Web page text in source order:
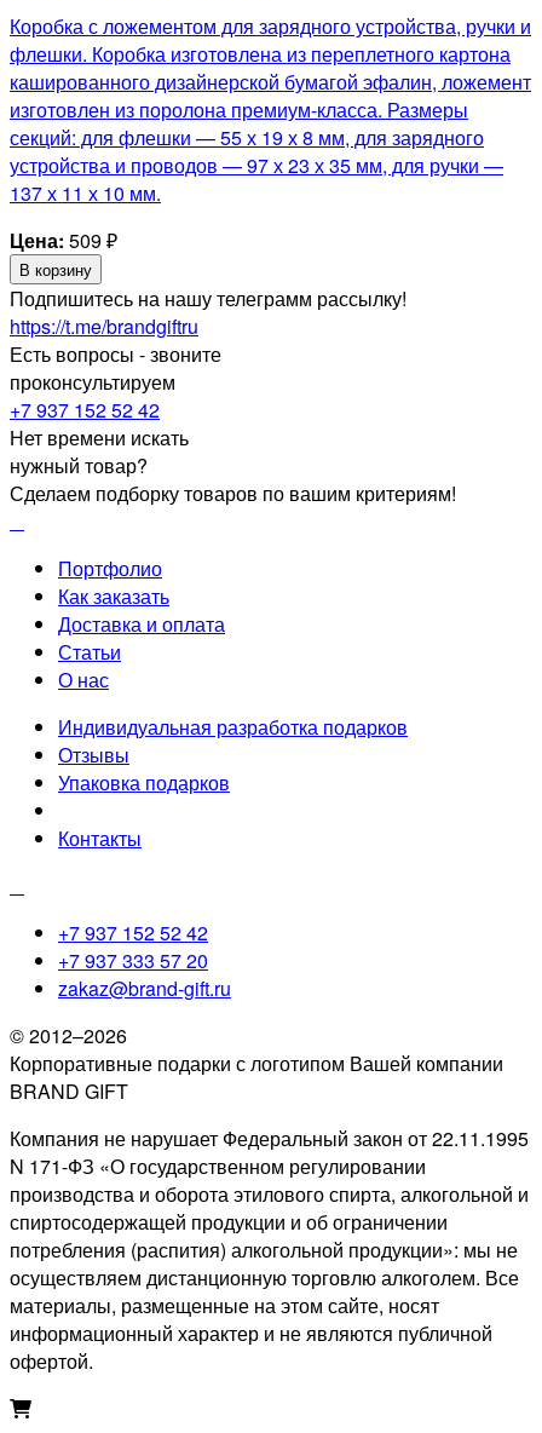
Коробка с ложементом для зарядного устройства, ручки и
флешки. Коробка изготовлена из переплетного картона
кашированного дизайнерской бумагой эфалин, ложемент
изготовлен из поролона премиум-класса. Размеры
секций: для флешки — 55 х 19 х 8 мм, для зарядного
устройства и проводов — 97 х 23 х 35 мм, для ручки —
137 х 11 х 10 мм.
Цена: 509₽
В корзину
Подпишитесь на нашу телеграмм рассылку!
https://t.me/brandgiftru
Есть вопросы - звоните
проконсультируем
+7 937 152 52 42
Нет времени искать
нужный товар?
Сделаем подборку товаров по вашим критериям!
Портфолио
Как заказать
Доставка и оплата
Статьи
О нас
Индивидуальная разработка подарков
Отзывы
Упаковка подарков
Контакты
+7 937 152 52 42
+7 937 333 57 20
zakaz@brand-gift.ru
© 2012–2026
Корпоративные подарки с логотипом Вашей компании
BRAND GIFT
Компания не нарушает Федеральный закон от 22.11.1995
N 171-ФЗ «О государственном регулировании
производства и оборота этилового спирта, алкогольной и
спиртосодержащей продукции и об ограничении
потребления (распития) алкогольной продукции»: мы не
осуществляем дистанционную торговлю алкоголем. Все
материалы, размещенные на этом сайте, носят
информационный характер и не являются публичной
офертой.